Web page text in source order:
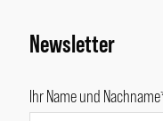
Newsletter
Ihr Name und